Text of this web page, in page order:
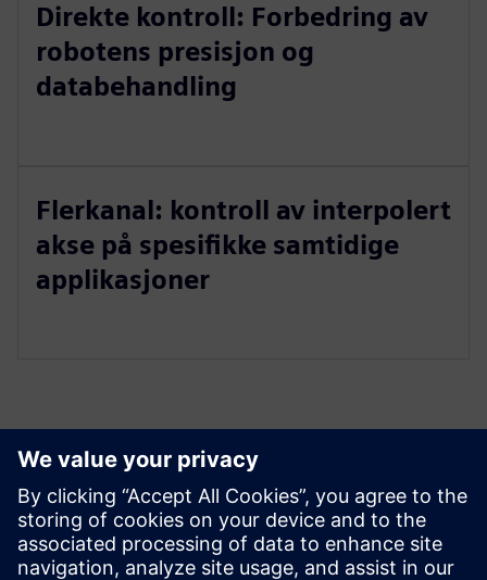
Direkte kontroll: Forbedring av
robotens presisjon og
databehandling
Flerkanal: kontroll av interpolert
akse på spesifikke samtidige
applikasjoner
Utforsk ressurser og
relaterte produkter